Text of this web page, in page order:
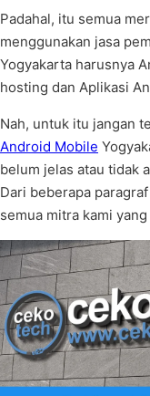
Padahal, itu semua
menggunakan jasa
Yogyakarta harusnya
hosting dan Aplikasi
Nah, untuk itu jangan
Android Mobile
belum jelas atau tidak
Dari beberapa
semua mitra kami